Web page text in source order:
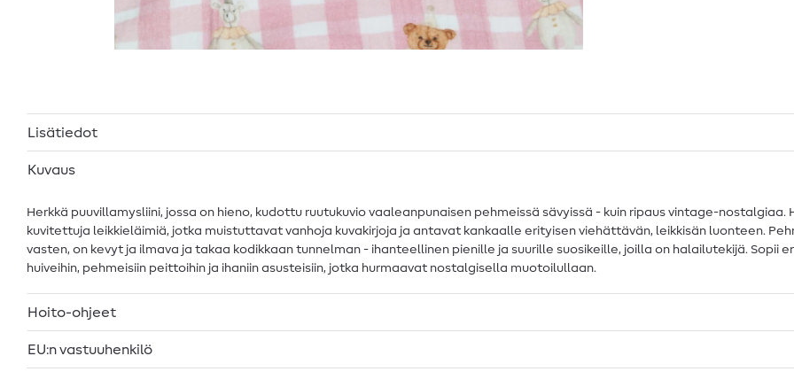
Lisätiedot
Kuvaus
Herkkä puuvillamysliini, jossa on hieno, kudottu ruutukuvio vaaleanpunaisen pehmeissä sävyissä - kuin ripaus vintage-
kuvitettuja leikkieläimiä, jotka muistuttavat vanhoja kuvakirjoja ja antavat kankaalle erityisen viehättävän, leikkisän luonteen.
vasten, on kevyt ja ilmava ja takaa kodikkaan tunnelman - ihanteellinen pienille ja suurille suosikeille, joilla on halailutekijä. Sopii
huiveihin, pehmeisiin peittoihin ja ihaniin asusteisiin, jotka hurmaavat nostalgisella muotoilullaan.
Hoito-ohjeet
EU:n vastuuhenkilö